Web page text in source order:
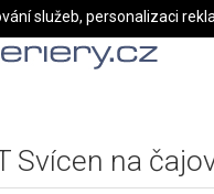
Svícen na
služeb, personalizaci